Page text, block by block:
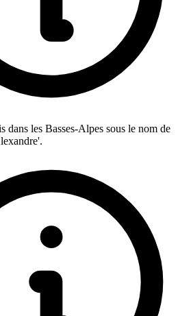
dans les Basses-Alpes sous le nom de